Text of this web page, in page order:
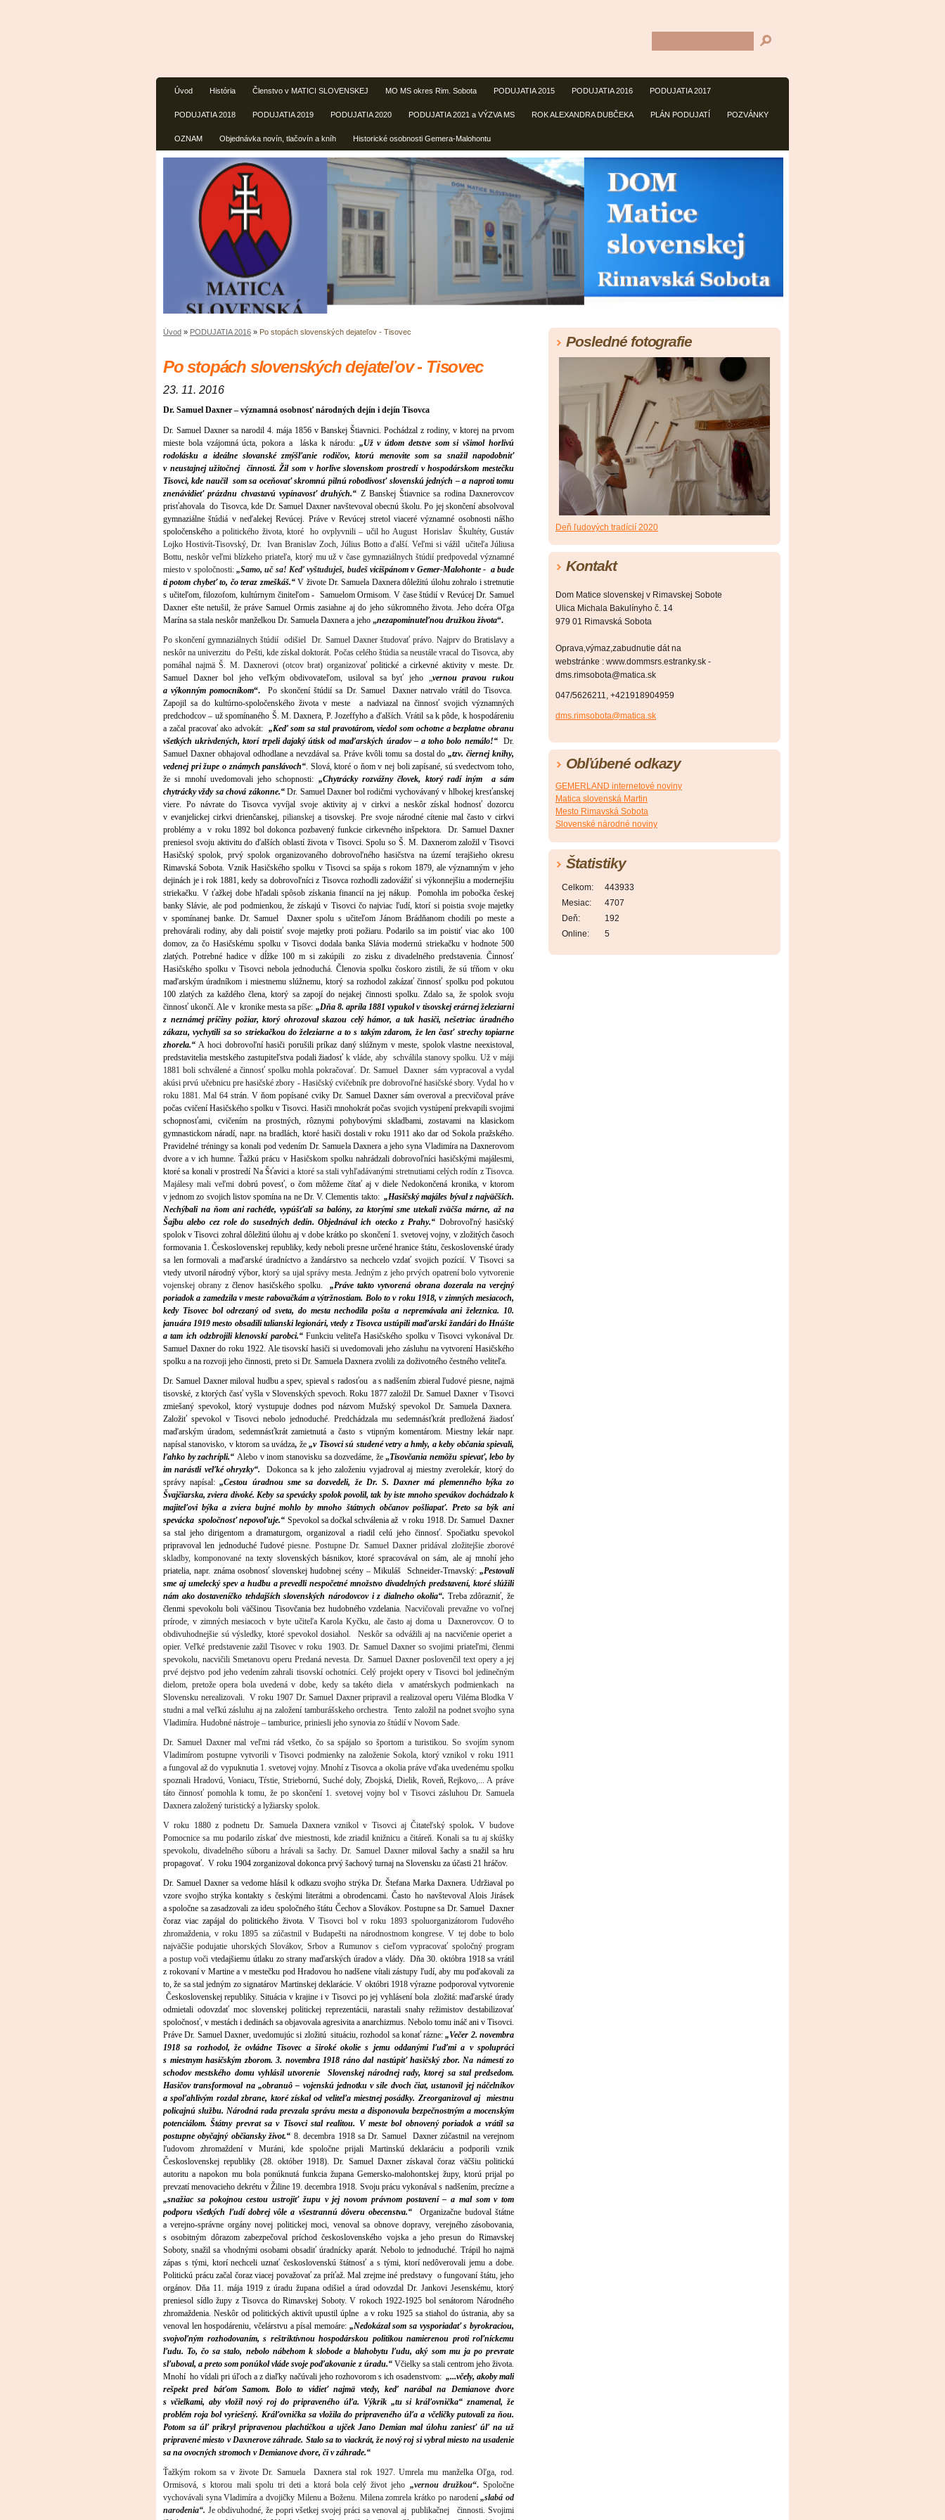
Úvod História Členstvo v MATICI SLOVENSKEJ MO MS okres Rim. Sobota PODUJATIA 2015 PODUJATIA 2016 PODUJATIA 2017
PODUJATIA 2018 PODUJATIA 2019 PODUJATIA 2020 PODUJATIA 2021 a VÝZVA MS ROK ALEXANDRA DUBČEKA PLÁN PODUJATÍ POZVÁNKY
OZNAM Objednávka novín, tlačovín a kníh Historické osobnosti Gemera-Malohontu
Úvod » PODUJATIA 2016 » Po stopách slovenských dejateľov - Tisovec
Po stopách slovenských dejateľov - Tisovec
23. 11. 2016
Dr. Samuel Daxner – významná osobnosť národných dejín i dejín Tisovca
Dr. Samuel Daxner sa narodil 4. mája 1856 v Banskej Štiavnici. Pochádzal z rodiny, v ktorej na prvom
mieste bola vzájomná úcta, pokora a láska k národu: „Už v útlom detstve som si všimol horlivú
rodolásku a ideálne slovanské zmýšľanie rodičov, ktorú menovite som sa snažil napodobniť
v neustajnej užitočnej činnosti. Žil som v horlive slovenskom prostredí v hospodárskom mestečku
Tisovci, kde naučil som sa oceňovať skromnú pilnú robotlivosť slovenskú jedných – a naproti tomu
znenávidieť prázdnu chvastavú vypínavosť druhých.“ Z Banskej Štiavnice sa rodina Daxnerovcov
prisťahovala do Tisovca, kde Dr. Samuel Daxner navštevoval obecnú školu.Po jej skončení absolvoval
gymnaziálne štúdiá v neďalekej Revúcej. Práve v Revúcej stretol viaceré významné osobnosti nášho
spoločenského a politického života, ktoré ho ovplyvnili – učil ho August Horislav Škultéty, Gustáv
Lojko Hostivít-Tisovský, Dr. Ivan Branislav Zoch, Július Botto a ďalší. Veľmi si vážil učiteľa Júliusa
Bottu, neskôr veľmi blízkeho priateľa, ktorý mu už v čase gymnaziálnych štúdií predpovedal významné
miesto v spoločnosti:„Samo, uč sa! Keď vyštuduješ, budešvicišpánom v Gemer-Malohonte - a bude
ti potom chybeť to, čo teraz zmeškáš.“V živote Dr. Samuela Daxnera dôležitú úlohu zohralo i stretnutie
s učiteľom, filozofom, kultúrnym činiteľom - Samuelom Ormisom. V čase štúdií v Revúcej Dr. Samuel
Daxner ešte netušil, že práve Samuel Ormis zasiahne aj do jeho súkromného života. Jeho dcéra Oľga
Marína sa stala neskôr manželkou Dr. Samuela Daxnera a jeho „nezapominuteľnou družkou života“.
Po skončení gymnaziálnych štúdií odišiel Dr. Samuel Daxner študovať právo. Najprv do Bratislavy a
neskôr na univerzitu do Pešti, kde získal doktorát. Počas celého štúdia sa neustále vracal do Tisovca, aby
pomáhal najmä Š. M. Daxnerovi (otcov brat) organizovaťpolitické a cirkevné aktivity v meste. Dr.
Samuel Daxner bol jeho veľkým obdivovateľom, usiloval sa byť jeho „vernou pravou rukou
a výkonným pomocníkom“. Po skončení štúdií sa Dr. Samuel Daxner natrvalo vrátil do Tisovca.
Zapojil sa do kultúrno-spoločenského života v meste a nadviazal na činnosť svojich významných
predchodcov – už spomínaného Š. M. Daxnera, P. Jozeffyho a ďalších. Vrátil sa k pôde, k hospodáreniu
a začal pracovať ako advokát: „Keď som sa stal pravotárom, viedol som ochotne a bezplatne obranu
všetkých ukrivdených, ktorí trpeli dajaký útisk od maďarských úradov – a toho bolo nemálo!“ Dr.
Samuel Daxner obhajoval odhodlane a nevzdával sa. Práve kvôli tomu sa dostal do„tzv. čiernej knihy,
vedenej pri župe o známych panslávoch“. Slová, ktoré o ňom v nej boli zapísané, sú svedectvom toho,
že si mnohí uvedomovali jeho schopnosti: „Chytrácky rozvážny človek, ktorý radí iným a sám
chytrácky vždy sa chová zákonne.“Dr. Samuel Daxner bol rodičmi vychovávaný v hlbokej kresťanskej
viere. Po návrate do Tisovca vyvíjal svoje aktivity aj v cirkvi a neskôr získal hodnosť dozorcu
v evanjelickej cirkvi drienčanskej,pilianskej a tisovskej. Pre svoje národné cítenie mal často v cirkvi
problémy a v roku 1892 bol dokonca pozbavený funkcie cirkevného inšpektora.
Dr. Samuel Daxner
preniesol svoju aktivitu do ďalších oblastí života v Tisovci. Spolu so Š. M. Daxnerom založil v Tisovci
Hasičský spolok, prvý spolok organizovaného dobrovoľného hasičstva na území terajšieho okresu
Rimavská Sobota. Vznik Hasičského spolku v Tisovci sa spája s rokom 1879, ale významným v jeho
dejinách je i rok 1881, kedy sa dobrovoľníci z Tisovca rozhodli zadovážiť si výkonnejšiu a modernejšiu
striekačku. V ťažkej dobe hľadali spôsob získania financií na jej nákup. Pomohla im pobočka českej
banky Slávie, ale pod podmienkou, že získajú v Tisovci čo najviac ľudí, ktorí si poistia svoje majetky
v spomínanej banke. Dr. Samuel Daxner spolu s učiteľom Jánom Brádňanom chodili po meste a
prehovárali rodiny, aby dali poistiť svoje majetky proti požiaru. Podarilo sa im poistiť viac ako 100
domov, za čo Hasičskému spolku v Tisovci dodala banka Slávia modernú striekačku v hodnote 500
zlatých. Potrebné hadice v dĺžke 100 m si zakúpili zo zisku z divadelného predstavenia. Činnosť
Hasičského spolku v Tisovci nebola jednoduchá. Členovia spolku čoskoro zistili, že sú tŕňom v oku
maďarským úradníkom i miestnemu slúžnemu, ktorý sa rozhodol zakázať činnosť spolku pod pokutou
100 zlatých za každého člena, ktorý sa zapojí do nejakej činnosti spolku. Zdalo sa, že spolok svoju
činnosť ukončí. Ale v kronike mesta sa píše: „Dňa 8. apríla 1881 vypukol v tisovskej erárnej železiarni
z neznámej príčiny požiar, ktorý ohrozoval skazou celý hámor, a tak hasiči, nešetriac úradného
zákazu, vychytili sa so striekačkou do železiarne a to s takým zdarom, že len časť strechy topiarne
zhorela.“ A hoci dobrovoľní hasiči porušili príkaz daný slúžnym v meste, spolok vlastne neexistoval,
predstavitelia mestského zastupiteľstva podali žiadosťk vláde, aby schválila stanovy spolku. Už v máji
1881 boli schválené a činnosť spolku mohla pokračovať. Dr. Samuel Daxner sám vypracoval a vydal
akúsi prvú učebnicu pre hasičské zbory - Hasičský cvičebník pre dobrovoľné hasičské sbory. Vydal ho v
roku 1881. Mal 64 strán. V ňom popísané cviky Dr. Samuel Daxner sám overoval a precvičoval práve
počas cvičení Hasičského spolku v Tisovci. Hasiči mnohokrát počas svojich vystúpení prekvapili svojimi
schopnosťami, cvičením na prostných, rôznymi pohybovými skladbami, zostavami na klasickom
gymnastickom náradí, napr. na bradlách, ktoré hasiči dostali v roku 1911 ako dar od Sokola pražského.
Pravidelné tréningy sa konali pod vedením Dr. Samuela Daxnera a jeho syna Vladimíra na Daxnerovom
dvore a v ich humne. Ťažkú prácu v Hasičskom spolku nahrádzali dobrovoľníci hasičskými majálesmi,
ktoré sa konali v prostredí Na Šťavicia ktoré sa stali vyhľadávanými stretnutiami celých rodín z Tisovca.
Majálesy mali veľmi dobrú povesť, o čom môžeme čítať aj v diele Nedokončená kronika, v ktorom
v jednom zo svojich listov spomína na ne Dr. V. Clementis takto: „Hasičský majáles býval z najväčších.
Nechýbali na ňom ani rachétle, vypúšťali sa balóny, za ktorými sme utekali zväčša márne, až na
Šajbu alebo cez role do susedných dedín. Objednával ich otecko z Prahy.“ Dobrovoľný hasičský
spolok v Tisovci zohral dôležitú úlohu aj v dobe krátko po skončení 1. svetovej vojny, v zložitých časoch
formovania 1. Československej republiky, kedy neboli presne určené hranice štátu, československé úrady
sa len formovali a maďarské úradníctvo a žandárstvo sa nechcelo vzdať svojich pozícií. V Tisovci sa
vtedy utvoril národný výbor,ktorý sa ujal správy mesta. Jedným z jeho prvých opatrení bolo vytvorenie
vojenskej obrany z členov hasičského spolku.„Práve takto vytvorená obrana dozerala na verejný
poriadok a zamedzila v meste rabovačkám a výtržnostiam. Bolo to v roku 1918, v zimných mesiacoch,
kedy Tisovec bol odrezaný od sveta, do mesta nechodila pošta a nepremávala ani železnica. 10.
januára 1919 mesto obsadili talianski legionári, vtedy z Tisovca ustúpili maďarskí žandári do Hnúšte
a tam ich odzbrojili klenovskí parobci.“Funkciu veliteľa Hasičského spolku v Tisovci vykonával Dr.
Samuel Daxner do roku 1922. Ale tisovskí hasiči si uvedomovali jeho zásluhu na vytvorení Hasičského
spolku a na rozvoji jeho činnosti, preto si Dr. Samuela Daxnera zvolili za doživotného čestného veliteľa.
Dr. Samuel Daxner miloval hudbu a spev, spieval s radosťou a s nadšením zbieral ľudové piesne, najmä
tisovské, z ktorých časť vyšla v Slovenských spevoch. Roku 1877 založil Dr. Samuel Daxner v Tisovci
zmiešaný spevokol, ktorý vystupuje dodnes pod názvom Mužský spevokol Dr. Samuela Daxnera.
Založiť spevokol v Tisovci nebolo jednoduché. Predchádzala mu sedemnásťkrát predložená žiadosť
maďarským úradom, sedemnásťkrát zamietnutá a často s vtipným komentárom. Miestny lekár napr.
napísal stanovisko, v ktorom sa uvádza, že „v Tisovci sú studené vetry a hmly, a keby občania spievali,
ľahko by zachrípli.“ Alebo v inom stanovisku sa dozvedáme, že„Tisovčania nemôžu spievať, lebo by
im narástli veľké ohryzky“.
Dokonca sa k jeho založeniu vyjadroval aj miestny zverolekár, ktorý do
správy napísal:„Cestou úradnou sme sa dozvedeli, že Dr. S. Daxner má plemenného býka zo
Švajčiarska, zviera divoké. Keby sa spevácky spolok povolil, tak by iste mnoho spevákov dochádzalo k
majiteľovi býka a zviera bujné mohlo by mnoho štátnych občanov pošliapať. Preto sa býk ani
spevácka spoločnosť nepovoľuje.“ Spevokol sa dočkal schválenia až v roku 1918. Dr. Samuel Daxner
sa stal jeho dirigentom a dramaturgom, organizoval a riadil celú jeho činnosť. Spočiatku spevokol
pripravoval len jednoduché ľudovépiesne. Postupne Dr. Samuel Daxner pridával zložitejšie zborové
skladby, komponované natexty slovenských básnikov, ktoré spracovával on sám, ale aj mnohí jeho
priatelia, napr. známa osobnosť slovenskej hudobnej scény – Mikuláš Schneider-Trnavský: „Pestovali
sme aj umelecký spev a hudbu a prevedli nespočetné množstvo divadelných predstavení, ktoré slúžili
nám ako dostaveníčko tehdajších slovenských národovcov i z dialneho okolia“. Treba zdôrazniť, že
členmi spevokolu boli väčšinou Tisovčania bez hudobného vzdelania.Nacvičovali prevažne vo voľnej
prírode, v zimných mesiacoch v byte učiteľa Karola Kyčku, ale často aj doma u Daxnerovcov. O to
obdivuhodnejšie sú výsledky, ktoré spevokol dosiahol. Neskôr sa odvážili aj na nacvičenie operiet a
opier. Veľké predstavenie zažil Tisovec v roku 1903. Dr. Samuel Daxner so svojimi priateľmi, členmi
spevokolu, nacvičili Smetanovu operu Predaná nevesta.Dr. Samuel Daxner poslovenčil text opery a jej
prvé dejstvo pod jeho vedením zahrali tisovskí ochotníci. Celý projekt opery v Tisovci bol jedinečným
dielom, pretože opera bola uvedená v dobe, kedy sa takéto diela v amatérskych podmienkach na
Slovensku nerealizovali. V roku 1907 Dr. Samuel Daxnerpripravil a realizoval operu Viléma Blodka V
studni a mal veľkú zásluhu aj na založení tamburášskeho orchestra. Tento založil na podnet svojho syna
Vladimíra. Hudobné nástroje – tamburice, priniesli jeho synovia zo štúdií v Novom Sade.
Dr. Samuel Daxner mal veľmi rád všetko, čo sa spájalo so športom a turistikou. So svojím synom
Vladimírom postupne vytvorili v Tisovci podmienky na založenie Sokola, ktorý vznikol v roku 1911
a fungoval až do vypuknutia 1. svetovej vojny. Mnohí z Tisovca a okolia práve vďaka uvedenému spolku
spoznali Hradovú, Voniacu, Tŕstie, Striebornú, Suché doly, Zbojská, Dielik, Roveň, Rejkovo,... A práve
táto činnosť pomohla k tomu, že po skončení 1. svetovej vojny bol v Tisovci zásluhou Dr. Samuela
Daxnera založený turistický a lyžiarsky spolok.
V roku 1880 z podnetu Dr. Samuela Daxnera vznikol v Tisovci aj Čitateľský spolok. V budove
Pomocnice sa mu podarilo získať dve miestnosti, kde zriadil knižnicu a čitáreň. Konali sa tu aj skúšky
spevokolu, divadelného súboru a hrávali sa šachy. Dr. Samuel Daxnermiloval šachy a snažil sa hru
propagovať. V roku 1904 zorganizoval dokonca prvý šachový turnaj na Slovensku za účasti 21 hráčov.
Dr. Samuel Daxner sa vedome hlásil k odkazu svojho strýka Dr. Štefana Marka Daxnera. Udržiaval po
vzore svojho strýka kontakty s českými literátmi a obrodencami. Často ho navštevoval Alois Jirásek
a spoločne sa zasadzovali za ideu spoločného štátu Čechov a Slovákov. Postupne sa Dr. Samuel Daxner
čoraz viac zapájal do politického života. VTisovci bol v roku 1893 spoluorganizátorom ľudového
zhromaždenia, v roku 1895 sa zúčastnil v Budapešti na národnostnom kongrese. V tej dobe to bolo
najväčšie podujatie uhorských Slovákov, Srbov a Rumunov s cieľom vypracovať spoločný program
a postup voči vtedajšiemu útlaku zo strany maďarských úradov a vlády. Dňa 30. októbra 1918 sa vrátil
z rokovaní v Martine a v mestečku pod Hradovou ho nadšene vítali zástupy ľudí, aby mu poďakovali za
to, že sa stal jedným zo signatárov Martinskej deklarácie. V októbri 1918 výrazne podporoval vytvorenie
Československej republiky. Situácia v krajine i v Tisovci po jej vyhlásení bola zložitá: maďarské úrady
odmietali odovzdať moc slovenskej politickej reprezentácii, narastali snahy režimistov destabilizovať
spoločnosť, v mestách i dedinách sa objavovala agresivita a anarchizmus. Nebolo tomu ináč ani v Tisovci.
Práve Dr. Samuel Daxner, uvedomujúc si zložitú situáciu, rozhodol sa konať rázne:„Večer 2. novembra
1918 sa rozhodol, že ovládne Tisovec a široké okolie s jemu oddanými ľuďmi a v spolupráci
s miestnym hasičským zborom. 3. novembra 1918 ráno dal nastúpiť hasičský zbor. Na námestí zo
schodov mestského domu vyhlásil utvorenie Slovenskej národnej rady, ktorej sa stal predsedom.
Hasičov transformoval na „obranuô – vojenskú jednotku v sile dvoch čiat, ustanovil jej náčelníkov
a spoľahlivým rozdal zbrane, ktoré získal od veliteľa miestnej posádky. Zreorganizoval aj miestnu
policajnú službu. Národná rada prevzala správu mesta a disponovala bezpečnostným a mocenským
potenciálom. Štátny prevrat sa v Tisovci stal realitou. V meste bol obnovený poriadok a vrátil sa
postupne obyčajný občiansky život.“ 8. decembra 1918 sa Dr. Samuel Daxner zúčastnil na verejnom
ľudovom zhromaždení v Muráni, kde spoločne prijali Martinskú deklaráciu a podporili vznik
Československej republiky (28. október 1918). Dr. Samuel Daxner získaval čoraz väčšiu politickú
autoritu a napokon mu bolaponúknutá funkcia župana Gemersko-malohontskej župy, ktorú prijal po
prevzatí menovacieho dekrétu v Žiline 19. decembra 1918. Svoju prácu vykonával s nadšením, precízne a
„snažiac sa pokojnou cestou ustrojiť župu v jej novom právnom postavení – a mal som v tom
podporu všetkých ľudí dobrej vôle a všestrannú dôveru obecenstva.“
Organizačne budoval štátne
a verejno-správne orgány novej politickej moci, venoval sa obnove dopravy, verejného zásobovania,
s osobitným dôrazom zabezpečoval príchod československého vojska a jeho presun do Rimavskej
Soboty, snažil sa vhodnými osobami obsadiť úradnícky aparát. Nebolo to jednoduché. Trápil ho najmä
zápas s tými, ktorí nechceli uznať československú štátnosť a s tými, ktorí nedôverovali jemu a dobe.
Politickú prácu začal čoraz viacej považovať za príťaž. Mal zrejme iné predstavy o fungovaní štátu, jeho
orgánov. Dňa 11. mája 1919 z úradu župana odišiel a úrad odovzdal Dr. Jankovi Jesenskému, ktorý
preniesol sídlo župy z Tisovca do Rimavskej Soboty.V rokoch 1922-1925 bol senátorom Národného
zhromaždenia. Neskôr od politických aktivít upustil úplne a v roku 1925 sa stiahol do ústrania, aby sa
venoval len hospodáreniu, včelárstvu a písal memoáre: „Nedokázal som sa vysporiadať s byrokraciou,
svojvoľným rozhodovaním, s reštriktívnou hospodárskou politikou namierenou proti roľníckemu
ľudu. To, čo sa stalo, nebolo nábehom k slobode a blahobytu ľudu, aký som mu ja po prevrate
sľuboval, a preto som ponúkol vláde svoje poďakovanie z úradu.“Včielky sa stali centrom jeho života.
Mnohí ho vídali pri úľoch a z diaľky načúvali jeho rozhovorom s ich osadenstvom: „...včely, akoby mali
rešpekt pred báťom Samom. Bolo to vidieť najmä vtedy, keď narábal na Demianove dvore
s včielkami, aby vložil nový roj do pripraveného úľa. Výkrik „tu si kráľovnička“ znamenal, že
problém roja bol vyriešený. Kráľovnička sa vložila do pripraveného úľa a včeličky putovali za ňou.
Potom sa úľ prikryl pripravenou plachtičkou a ujček Jano Demian mal úlohu zaniesť úľ na už
pripravené miesto v Daxnerove záhrade. Stalo sa to viackrát, že nový roj si vybral miesto na usadenie
sa na ovocných stromoch v Demianove dvore, či v záhrade.“
Ťažkým rokom sa v živote Dr. Samuela Daxnera stal rok 1927. Umrela mu manželka Oľga, rod.
Ormisová, s ktorou mali spolu tri deti a ktorá bola celý život jeho „vernou družkou“.Spoločne
vychovávali syna Vladimíra a dvojičky Milenu a Boženu. Milena zomrela krátko po narodení„slabá od
narodenia“. Je obdivuhodné, že popri všetkej svojej práci sa venoval aj publikačnej činnosti. Svojimi
Posledné fotografie
Deň ľudových tradícií 2020
Kontakt
Dom Matice slovenskej v Rimavskej Sobote
Ulica Michala Bakulínyho č. 14
979 01 Rimavská Sobota
Oprava,výmaz,zabudnutie dát na
webstránke : www.dommsrs.estranky.sk -
dms.rimsobota@matica.sk
047/5626211, +421918904959
dms.rimsobota@matica.sk
Obľúbené odkazy
GEMERLAND internetové noviny
Matica slovenská Martin
Mesto Rimavská Sobota
Slovenské národné noviny
Štatistiky
Online: 5
Celkom:
443933
Mesiac:
4707
Deň:
192